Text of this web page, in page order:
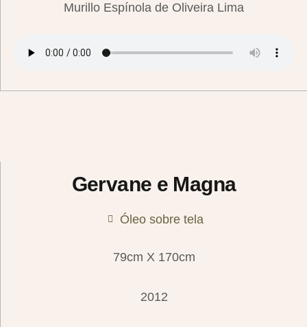
Murillo Espínola de Oliveira Lima
Gervane e Magna
Óleo sobre tela
79cm X 170cm
2012